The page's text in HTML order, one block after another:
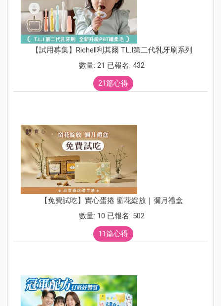
【試用募集】Richell利其爾 T.L.I第二代乳牙刷系列
數量: 21 已報名: 432
21篇心得
【免費試吃】實心蛋捲 窗花綻放｜彌月禮盒
數量: 10 已報名: 502
11篇心得